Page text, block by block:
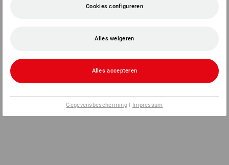
Cookies configureren
Alles weigeren
Alles accepteren
Gegevensbescherming | Impressum